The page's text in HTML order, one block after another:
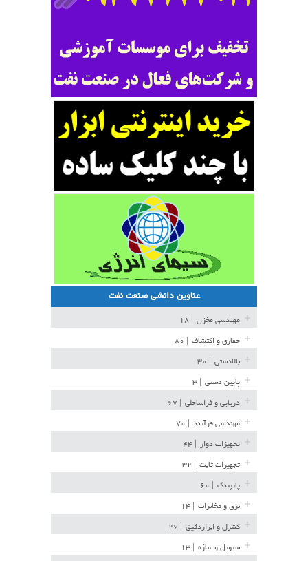
عناوین دانشی صنعت نفت
مهندسی مخزن
حفاری و اکتشاف
بالادستی
پایین دستی
دریایی و فراساحلی
مهندسی فرآیند
تجهیزات دوار
تجهیزات ثابت
پایپینگ
برق و مخابرات
کنترل و ابزاردقیق
سیویل و سازه